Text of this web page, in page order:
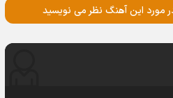
مورد این آهنگ نظر می نویسید